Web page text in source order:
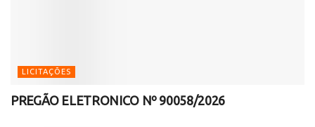
LICITAÇÕES
PREGÃO ELETRONICO Nº 90058/2026